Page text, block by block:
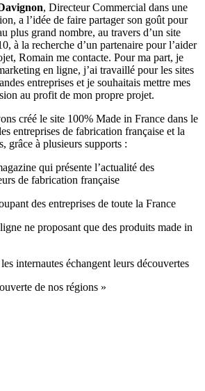
, Directeur Commercial dans une
a l’idée de faire partager son goût pour
plus grand nombre, au travers d’un site
à la recherche d’un partenaire pour l’aider
Romain me contacte. Pour ma part, je
en ligne, j’ai travaillé pour les sites
entreprises et je souhaitais mettre mes
au profit de mon propre projet.
créé le site 100% Made in France dans le
entreprises de fabrication française et la
grâce à plusieurs supports :
qui présente l’actualité des
de fabrication française
des entreprises de toute la France
ne proposant que des produits made in
échangent leurs découvertes
de nos régions »